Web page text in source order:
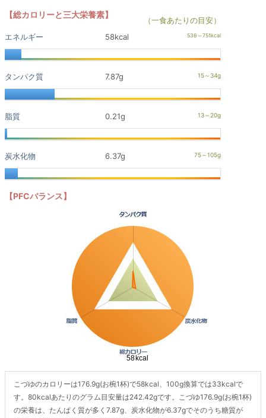
【総カロリーと三大栄養素】
（一食あたりの目安）
エネルギー
58kcal
タンパク質 7.87g
脂質 0.21g
炭水化物 6.37g
【PFCバランス】
こづゆのカロリーは176.9g(お椀1杯)で58kcal、100g換算では33kcalで
す。80kcalあたりのグラム目安量は242.42gです。こづゆ176.9g(お椀1杯)
の栄養は、たんぱく質が多く7.87g、炭水化物が6.37gでそのうち糖質が